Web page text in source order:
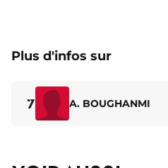
Plus d'infos sur
7 A. BOUGHANMI